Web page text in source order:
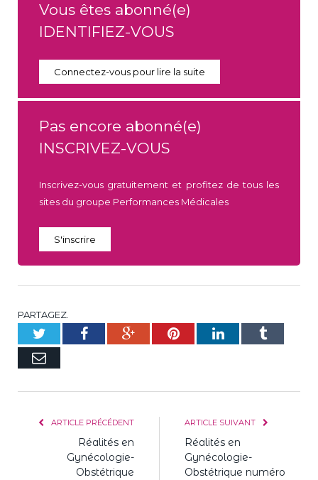
Vous êtes abonné(e)
IDENTIFIEZ-VOUS
Connectez-vous pour lire la suite
Pas encore abonné(e)
INSCRIVEZ-VOUS
Inscrivez-vous gratuitement et profitez de tous les
sites du groupe Performances Médicales
S'inscrire
PARTAGEZ.
TwitterFacebookGoogle+PinterestLinkedInTumblr
E-
ARTICLE PRÉCÉDENT
Réalités en
Gynécologie-
Obstétrique
ARTICLE SUIVANT
Réalités en
Gynécologie-
Obstétrique numéro